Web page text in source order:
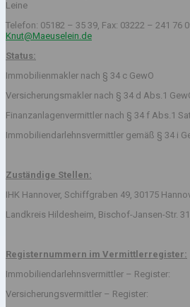
Leine
Telefon: 05182 – 35 39, Fax: 03222 – 241 76
Knut@Maeuselein.de
Status:
Immobilienmakler nach § 34 c GewO
Versicherungsmakler nach § 34 d Abs.1
Finanzanlagenvermittler nach § 34 f Abs.1
Immobiliendarlehnsvermittler gemäß § 34 i
Zuständige Stellen:
IHK Hannover, Schiffgraben 49, 30175
Landkreis Hildesheim, Bischof-Jansen-Str.
Registernummern im Vermittlerregister:
Immobiliendarlehnsvermittler –
Versicherungsvermittler –